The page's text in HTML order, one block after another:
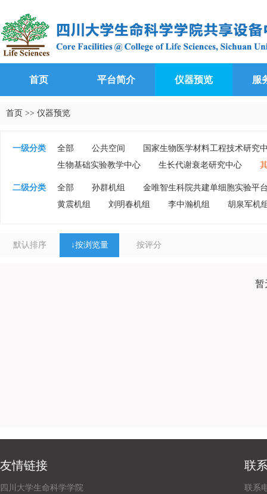
首页 平台简介 仪器预览 服
首页 >> 仪器预览
一级分类 全部 公共空间
国家生物医学材料工程技术研究
生物基础实验教学中心
生长代谢衰老研究中心
二级分类 全部 孙群机组
金唯智生科院共建单细胞实验平
黄震机组
刘明春机组 李中瀚机组 胡泉军机
默认排序 ↓按浏览量 按评分
暂
友情链接
四川大学生命科学学院
联
联系